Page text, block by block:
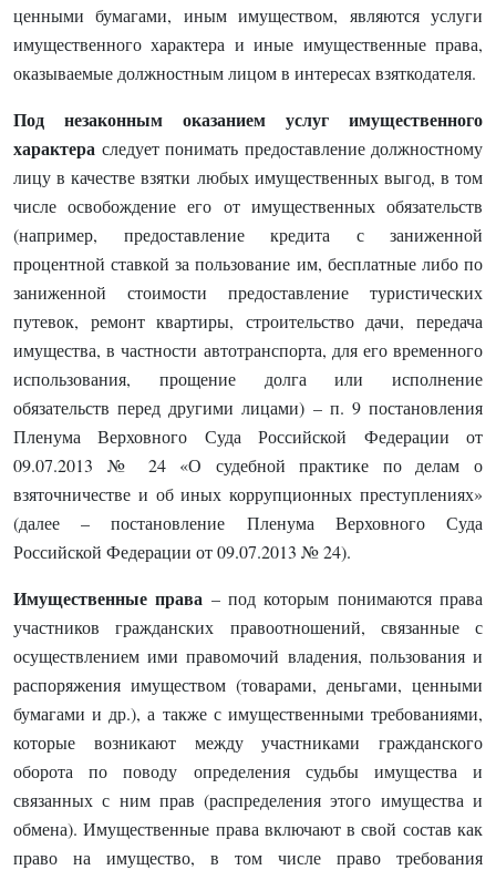
ценными бумагами, иным имуществом, являются услуги
имущественного характера и иные имущественные права,
оказываемые должностным лицом в интересах взяткодателя.
Под незаконным оказанием услуг
имущественного
характера следует понимать предоставление должностному
лицу в качестве взятки любых имущественных выгод, в том
числе освобождение его от имущественных обязательств
(например, предоставление кредита с заниженной
процентной ставкой за пользование им, бесплатные либо по
заниженной стоимости предоставление туристических
путевок, ремонт квартиры, строительство дачи, передача
имущества, в частности автотранспорта, для его временного
использования, прощение долга или исполнение
обязательств перед другими лицами) – п. 9 постановления
Пленума Верховного Суда Российской Федерации от
09.07.2013 № 24 «О судебной практике по делам о
взяточничестве и об иных коррупционных преступлениях»
(далее – постановление Пленума Верховного Суда
Российской Федерации от 09.07.2013 № 24).
Имущественные права – под которым понимаются права
участников гражданских правоотношений, связанные с
осуществлением ими правомочий владения, пользования и
распоряжения имуществом (товарами, деньгами, ценными
бумагами и др.), а также с имущественными требованиями,
которые возникают между участниками гражданского
оборота по поводу определения судьбы имущества и
связанных с ним прав (распределения этого имущества и
обмена). Имущественные права включают в свой состав как
право на имущество, в том числе право требования